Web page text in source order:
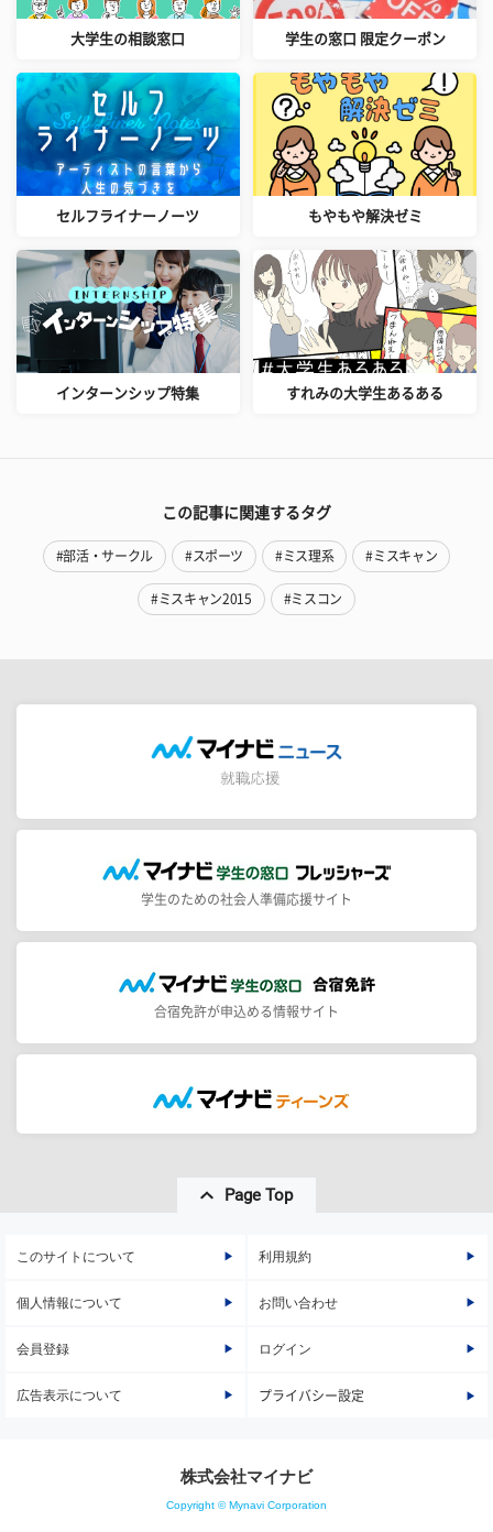
大学生の相談窓口 学生の窓口 限定クーポン
セルフライナーノーツ もやもや解決ゼミ
インターンシップ特集 すれみの大学生あるある
この記事に関連するタグ
#部活・サークル #スポーツ #ミス理系 #ミスキャン
#ミスキャン2015 #ミスコン
学生のための社会人準備応援サイト
合宿免許が申込める情報サイト
Page Top
このサイトについて 利用規約
個人情報について お問い合わせ
会員登録 ログイン
広告表示について プライバシー設定
株式会社マイナビ
Copyright © Mynavi Corporation